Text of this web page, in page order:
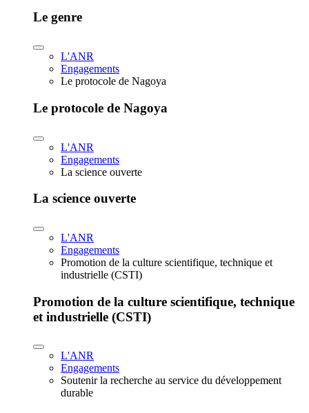
Le genre
L'ANR
Engagements
Le protocole de Nagoya
Le protocole de Nagoya
L'ANR
Engagements
La science ouverte
La science ouverte
L'ANR
Engagements
Promotion de la culture scientifique, technique et
industrielle (CSTI)
Promotion de la culture scientifique, technique
et industrielle (CSTI)
L'ANR
Engagements
Soutenir la recherche au service du développement
durable